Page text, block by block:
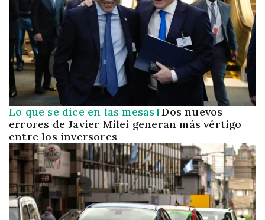
Lo que se dice en las mesas Dos nuevos
errores de Javier Milei generan más vértigo
entre los inversores